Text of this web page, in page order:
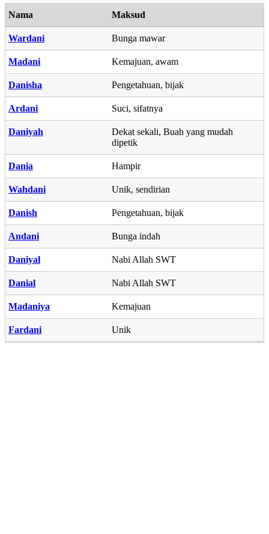
Nama Maksud
Wardani Bunga mawar
Madani Kemajuan, awam
Danisha Pengetahuan, bijak
Ardani Suci, sifatnya
Daniyah
Dekat sekali, Buah yang mudah
dipetik
Dania Hampir
Wahdani Unik, sendirian
Danish Pengetahuan, bijak
Andani Bunga indah
Daniyal Nabi Allah SWT
Danial Nabi Allah SWT
Madaniya Kemajuan
Fardani Unik